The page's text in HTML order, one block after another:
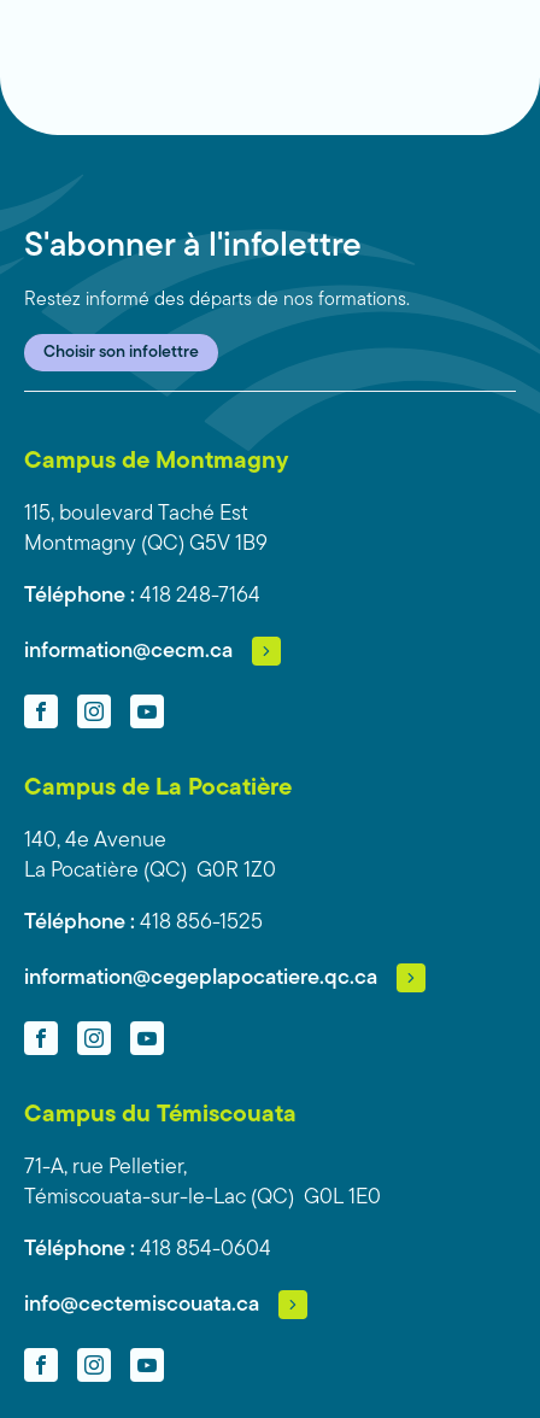
S'abonner à l'infolettre
Restez informé des départs de nos formations.
Choisir son infolettre
Campus de Montmagny
115, boulevard Taché Est
Montmagny (QC) G5V 1B9
Téléphone : 418 248-7164
information@cecm.ca
FacebookInstagramYouTube
Campus de La Pocatière
140, 4e Avenue
La Pocatière (QC) G0R 1Z0
Téléphone : 418 856-1525
information@cegeplapocatiere.qc.ca
FacebookInstagramYouTube
Campus du Témiscouata
71-A, rue Pelletier,
Témiscouata-sur-le-Lac (QC) G0L 1E0
Téléphone : 418 854-0604
info@cectemiscouata.ca
FacebookInstagramYouTube